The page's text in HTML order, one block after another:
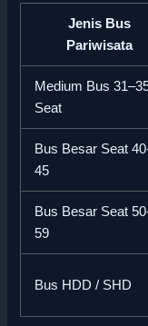
Jenis Bus
Pariwisata
Medium Bus
Seat
Bus Besar Seat
45
Bus Besar Seat
59
Bus HDD / SHD